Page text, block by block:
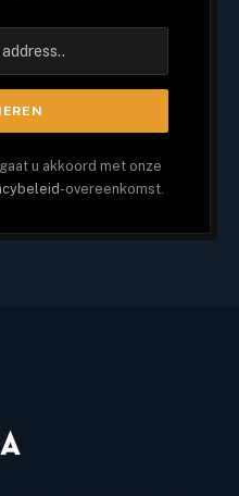
u akkoord met onze
-overeenkomst.